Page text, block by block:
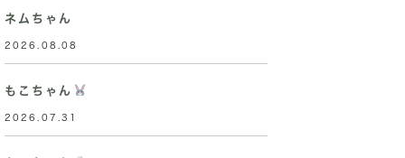
ネムちゃん
2026.08.08
もこちゃん
2026.07.31